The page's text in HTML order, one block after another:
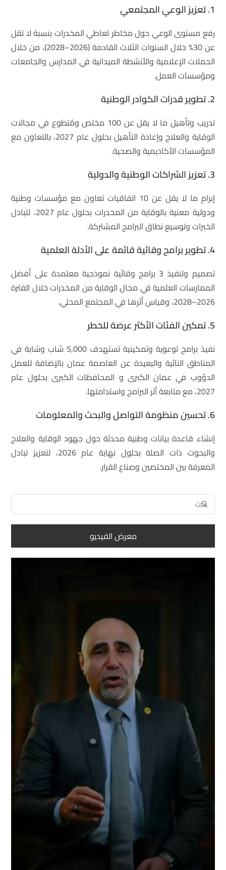
1. تعزيز الوعي المجتمعي
رفع مستوى الوعي حول مخاطر تعاطي المخدرات بنسبة لا تقل
عن 30% خلال السنوات الثلاث القادمة (2026–2028)، من خلال
الحملات الإعلامية والأنشطة الميدانية في المدارس والجامعات
ومؤسسات العمل.
2. تطوير قدرات الكوادر الوطنية
تدريب وتأهيل ما لا يقل عن 100 مختص ومُتطوع في مجالات
الوقاية والعلاج وإعادة التأهيل بحلول عام 2027، بالتعاون مع
المؤسسات الأكاديمية والصحية.
3. تعزيز الشراكات الوطنية والدولية
إبرام ما لا يقل عن 10 اتفاقيات تعاون مع مؤسسات وطنية
ودولية معنية بالوقاية من المخدرات بحلول عام 2027، لتبادل
الخبرات وتوسيع نطاق البرامج المشتركة.
4. تطوير برامج وقائية قائمة على الأدلة العلمية
تصميم وتنفيذ 3 برامج وقائية نموذجية معتمدة على أفضل
الممارسات العلمية في مجال الوقاية من المخدرات خلال الفترة
2026–2028، وقياس أثرها في المجتمع المحلي.
5. تمكين الفئات الأكثر عرضة للخطر
نفيذ برامج توعوية وتمكينية تستهدف 5,000 شاب وشابة في
المناطق النائية والبعيدة عن العاصمة عمان بالإضافة للعمل
الدؤوب في عمان الكبرى و المحافظات الكبرى بحلول عام
2027، مع متابعة أثر البرامج واستدامتها.
6. تحسين منظومة التواصل والبحث والمعلومات
إنشاء قاعدة بيانات وطنية محدثة حول جهود الوقاية والعلاج
والبحوث ذات الصلة بحلول نهاية عام 2026، لتعزيز تبادل
المعرفة بين المختصين وصناع القرار.
معرض الفيديو